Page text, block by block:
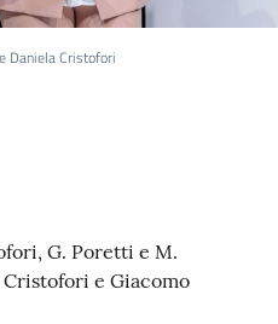
Daniela Cristofori
G. Poretti e M.
e Giacomo